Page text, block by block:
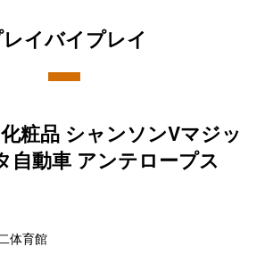
イバイプレイ
粧品 シャンソンVマジッ
自動車 アンテロープス
体育館